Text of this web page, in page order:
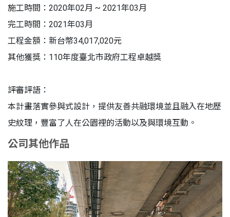
施工時間：2020年02月 ~ 2021年03月
完工時間：2021年03月
工程金額：新台幣34,017,020元
其他獲獎：110年度臺北市政府工程卓越獎
評審評語：
本計畫落實參與式設計，提供友善共融環境並且融入在地歷
史紋理，豐富了人在公園裡的活動以及與環境互動。
公司其他作品